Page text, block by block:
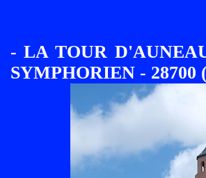
- LA TOUR
SYMPHORIEN - 28700